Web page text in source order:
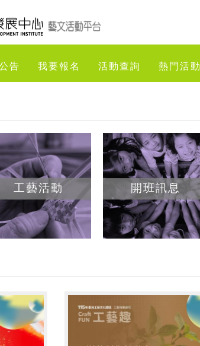
告 我要報名 活動查詢 熱門活動
工藝活動 開班訊息